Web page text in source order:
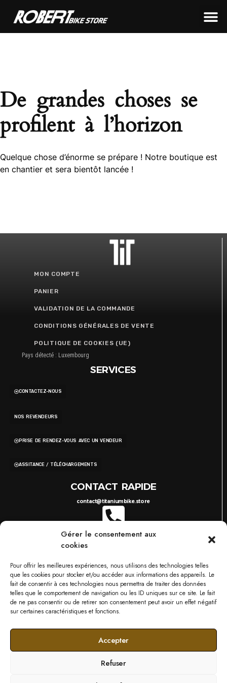
Gérer le consentement aux
cookies
Pour offrir les meilleures expériences, nous utilisons des technologies telles
que les cookies pour stocker et/ou accéder aux informations des appareils. Le
fait de consentir à ces technologies nous permettra de traiter des données
telles que le comportement de navigation ou les ID uniques sur ce site. Le fait
de ne pas consentir ou de retirer son consentement peut avoir un effet négatif
sur certaines caractéristiques et fonctions.
Accepter
Refuser
De grandes choses se
profilent à l’horizon
Quelque chose d’énorme se prépare ! Notre boutique est
en chantier et sera bientôt lancée !
MON COMPTE
PANIER
VALIDATION DE LA COMMANDE
CONDITIONS GÉNÉRALES DE VENTE
POLITIQUE DE COOKIES (UE)
Pays détecté : Luxembourg
SERVICES
CONTACTEZ-NOUS
NOS REVENDEURS
PRISE DE RENDEZ-VOUS AVEC UN VENDEUR
ASSITANCE / TÉLÉCHARGEMENTS
CONTACT RAPIDE
contact@titaniumbike.store
0035 26 61 40 36 17
749 RUE DU BOIS D'ORLY, 57685 AUGNY
NOS MARQUES